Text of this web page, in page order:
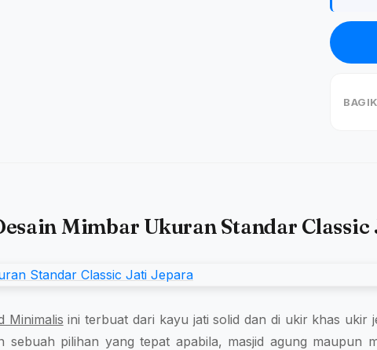
Mimbar Ukuran Standar
Minimalis ini terbuat dari kayu jati solid dan di ukir khas ukir
sebuah pilihan yang tepat apabila, masjid agung maupun